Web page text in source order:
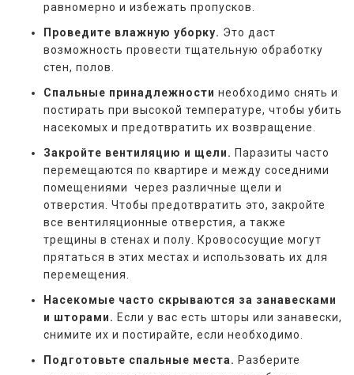
равномерно и избежать пропусков.
Проведите влажную уборку. Это даст
возможность провести тщательную обработку
стен, полов.
Спальные принадлежности необходимо снять и
постирать при высокой температуре, чтобы убить
насекомых и предотвратить их возвращение.
Закройте вентиляцию и щели. Паразиты часто
перемещаются по квартире и между соседними
помещениями через различные щели и
отверстия. Чтобы предотвратить это, закройте
все вентиляционные отверстия, а также
трещины в стенах и полу. Кровососущие могут
прятаться в этих местах и использовать их для
перемещения.
Насекомые часто скрываются за занавесками
и шторами. Если у вас есть шторы или занавески,
снимите их и постирайте, если необходимо.
Подготовьте спальные места. Разберите